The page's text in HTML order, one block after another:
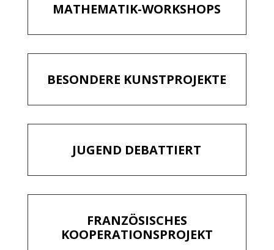
MATHEMATIK-WORKSHOPS
BESONDERE KUNSTPROJEKTE
JUGEND DEBATTIERT
FRANZÖSISCHES
KOOPERATIONSPROJEKT